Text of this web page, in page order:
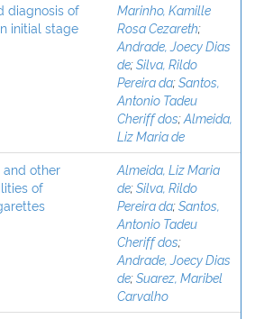
diagnosis of
initial stage
Marinho, Kamille
Rosa Cezareth;
Andrade, Joecy Dias
de;Silva, Rildo
Pereira da;Santos,
Antonio Tadeu
Cheriff dos;Almeida,
Liz Maria de
and other
of
Almeida, Liz Maria
de;Silva, Rildo
Pereira da;Santos,
Antonio Tadeu
Cheriff dos;
Andrade, Joecy Dias
de;Suarez, Maribel
Carvalho